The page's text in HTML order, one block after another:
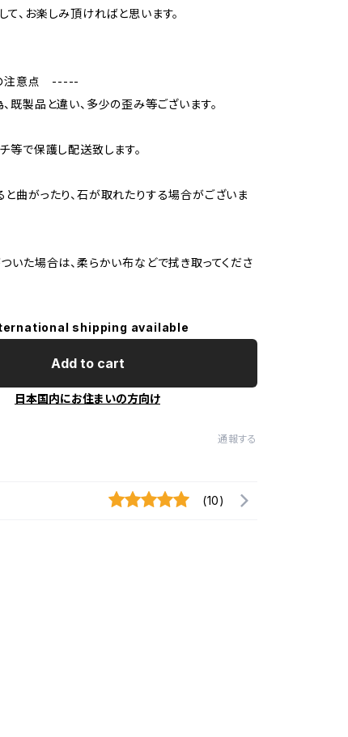
、お楽しみ頂ければと思います。
注意点 -----
既製品と違い、多少の歪み等ございます。
等で保護し配送致します。
と曲がったり、石が取れたりする場合がございま
ついた場合は、柔らかい布などで拭き取ってくださ
shipping available
Add to cart
日本国内にお住まいの方向け
通報する
(10)